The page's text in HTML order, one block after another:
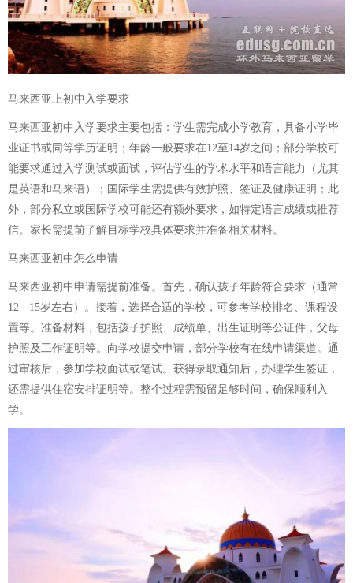
马来西亚上初中入学要求
马来西亚初中入学要求主要包括：学生需完成小学教育，具备小学毕
业证书或同等学历证明；年龄一般要求在12至14岁之间；部分学校可
能要求通过入学测试或面试，评估学生的学术水平和语言能力（尤其
是英语和马来语）；国际学生需提供有效护照、签证及健康证明；此
外，部分私立或国际学校可能还有额外要求，如特定语言成绩或推荐
信。家长需提前了解目标学校具体要求并准备相关材料。
马来西亚初中怎么申请
马来西亚初中申请需提前准备。首先，确认孩子年龄符合要求（通常
12 - 15岁左右）。接着，选择合适的学校，可参考学校排名、课程设
置等。准备材料，包括孩子护照、成绩单、出生证明等公证件，父母
护照及工作证明等。向学校提交申请，部分学校有在线申请渠道。通
过审核后，参加学校面试或笔试。获得录取通知后，办理学生签证，
还需提供住宿安排证明等。整个过程需预留足够时间，确保顺利入
学。